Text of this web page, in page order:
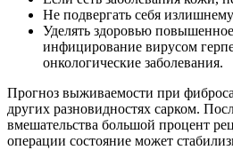
Не подвергать себя
Уделять здоровью
инфицирование вирусом
онкологические заболевания.
Прогноз выживаемости при
других разновидностях сарком.
вмешательства большой процент
операции состояние может